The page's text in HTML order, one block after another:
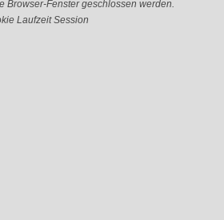
Browser-Fenster geschlossen werden.
Laufzeit Session